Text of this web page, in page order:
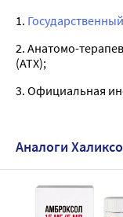
1.
2. Анатомо-
(ATX);
3. Официальная
Аналоги